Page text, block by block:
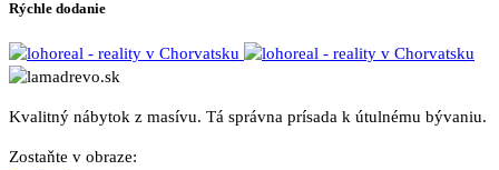
Rýchle dodanie
Kvalitný nábytok z masívu. Tá správna prísada k útulnému bývaniu.
Zostaňte v obraze: